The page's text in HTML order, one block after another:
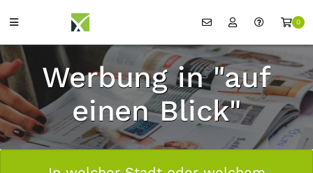
0
Werbung in "auf
einen Blick"